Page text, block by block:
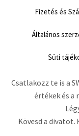
Fizetés és
Általános
Süti
Csatlakozz te is a
értékek és a
Kövesd a divatot.